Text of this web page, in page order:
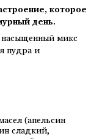
которое
день.
микс
пудра и
(апельсин
сладкий,